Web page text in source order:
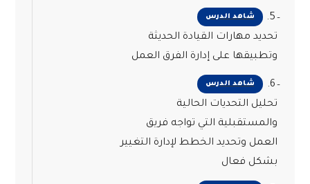
شاهد الدرس
5.
تحديد مهارات القيادة الحديثة
وتطبيقها على إدارة الفرق العمل
شاهد الدرس
6.
تحليل التحديات الحالية
والمستقبلية التي تواجه فريق
العمل وتحديد الخطط لإدارة التغيير
بشكل فعال